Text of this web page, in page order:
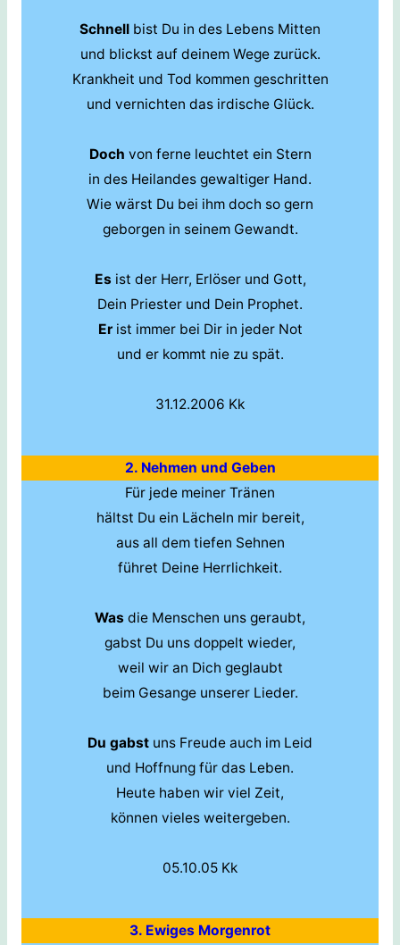
Schnell bist Du in des Lebens Mitten
und blickst auf deinem Wege zurück.
Krankheit und Tod kommen geschritten
und vernichten das irdische Glück.
Doch von ferne leuchtet ein Stern
in des Heilandes gewaltiger Hand.
Wie wärst Du bei ihm doch so gern
geborgen in seinem Gewandt.
Esist der Herr, Erlöser und Gott,
Dein Priester und Dein Prophet.
Erist immer bei Dir in jeder Not
und er kommt nie zu spät.
31.12.2006 Kk
2. Nehmen und Geben
Für jede meiner Tränen
hältst Du ein Lächeln mir bereit,
aus all dem tiefen Sehnen
führet Deine Herrlichkeit.
Was die Menschen uns geraubt,
gabst Du uns doppelt wieder,
weil wir an Dich geglaubt
beim Gesange unserer Lieder.
Du gabst uns Freude auch im Leid
und Hoffnung für das Leben.
Heute haben wir viel Zeit,
können vieles weitergeben.
05.10.05 Kk
3. Ewiges Morgenrot